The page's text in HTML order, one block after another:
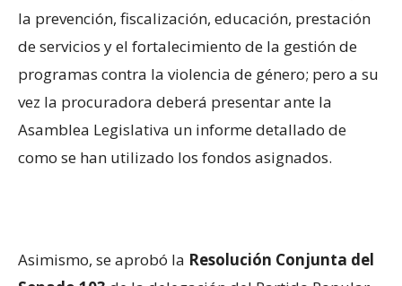
la prevención, fiscalización, educación, prestación
de servicios y el fortalecimiento de la gestión de
programas contra la violencia de género; pero a su
vez la procuradora deberá presentar ante la
Asamblea Legislativa un informe detallado de
como se han utilizado los fondos asignados.
Asimismo, se aprobó la Resolución Conjunta del